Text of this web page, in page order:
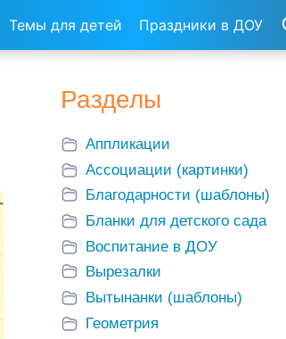
Темы для детей Праздники в ДОУ
Разделы
Аппликации
Ассоциации (картинки)
Благодарности (шаблоны)
Бланки для детского сада
Воспитание в ДОУ
Вырезалки
Вытынанки (шаблоны)
Геометрия